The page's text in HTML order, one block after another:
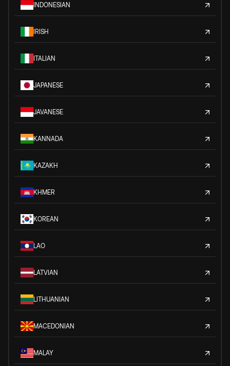
INDONESIAN
IRISH
ITALIAN
JAPANESE
JAVANESE
KANNADA
KAZAKH
KHMER
KOREAN
LAO
LATVIAN
LITHUANIAN
MACEDONIAN
MALAY